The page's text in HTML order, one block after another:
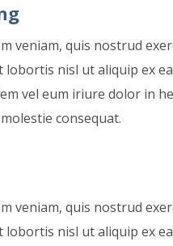
veniam, quis nostrud
lobortis nisl ut aliquip ex
vel eum iriure dolor in
consequat.
veniam, quis nostrud
lobortis nisl ut aliquip ex